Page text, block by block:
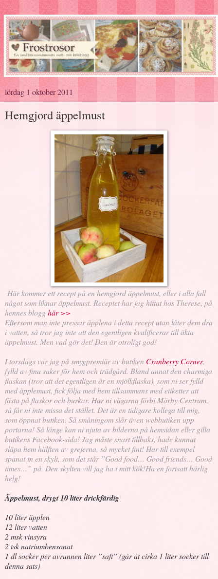
lördag 1 oktober 2011
Hemgjord äppelmust
Här kommer ett recept på en hemgjord äppelmust, eller i alla fall
något som liknar äppelmust. Receptet har jag hittat hos Therese, på
hennes blogghär >>
Eftersom man inte pressar äpplena i detta recept utan låter dem dra
i vatten, så tror jag inte att den egentligen kvalificerar till äkta
äppelmust. Men vad gör det! Den är otroligt god!
I torsdags var jag på smygpremiär av butiken Cranberry Corner,
fylld av fina saker för hem och trädgård. Bland annat den charmiga
flaskan (tror att det egentligen är en mjölkflaska), som ni ser fylld
med äpplemust, fick följa med hem tillsammans med etiketter att
fästa på flaskor och burkar. Har ni vägarna förbi Mörby Centrum,
så får ni inte missa det stället. Det är en tidigare kollega till mig,
som öppnat butiken. Så småningom slår även webbutiken upp
portarna! Så länge kan ni njuta av bilderna på hemsidan eller gilla
butikens Facebook-sida! Jag måste snart tillbaks, hade kunnat
släpa hem hälften av grejerna, så mycket fint! Har till exempel
spanat in en skylt, som det står ”Good food… Good friends… Good
times…” på. Den skylten vill jag ha i mitt kök!Ha en fortsatt härlig
helg!
Äppelmust, drygt 10 liter drickfärdig
10 liter äpplen
12 liter vatten
2 msk vinsyra
2 tsk natriumbensonat
1 dl socker per avrunnen liter ”saft” (går åt cirka 1 liter socker till
denna sats)